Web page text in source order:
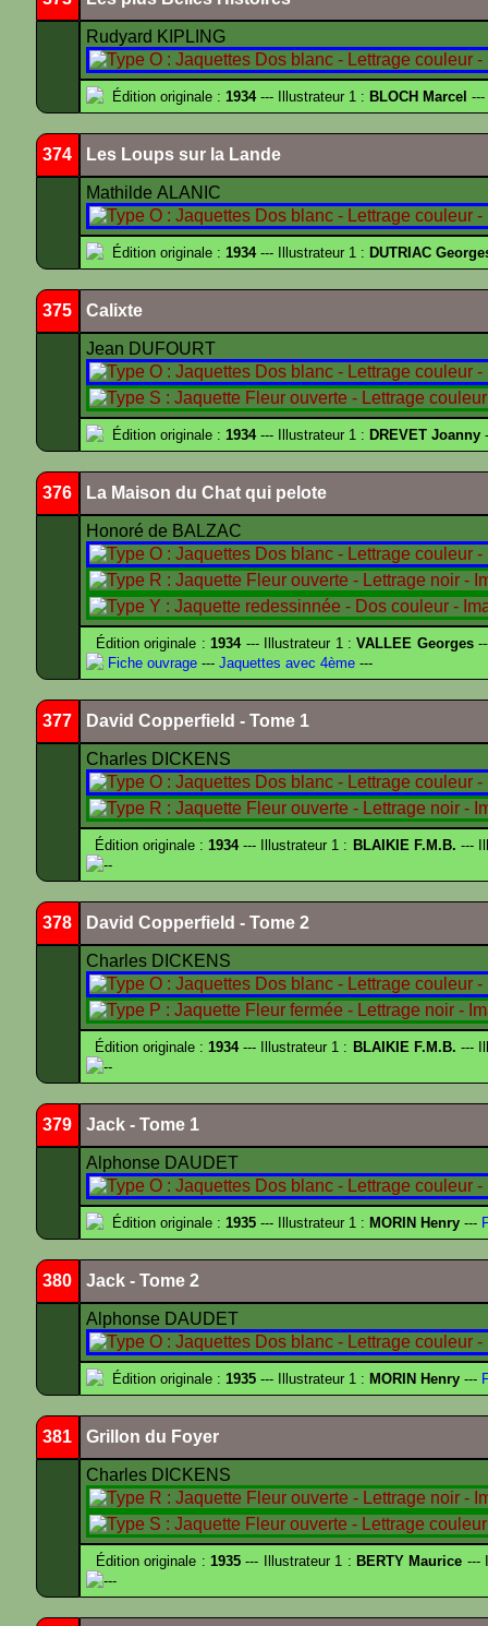
Rudyard KIPLING
Édition originale : 1934--- Illustrateur 1 : BLOCH Marcel ---
374 Les Loups sur la Lande
Mathilde ALANIC
Édition originale : 1934--- Illustrateur 1 : DUTRIAC
375 Calixte
Jean DUFOURT
Édition originale : 1934--- Illustrateur 1 : DREVET Joanny
376 La Maison du Chat qui pelote
Honoré de BALZAC
Édition originale :1934--- Illustrateur 1 :VALLEE Georges
Fiche ouvrage --- Jaquettes avec 4ème ---
377 David Copperfield - Tome 1
Charles DICKENS
Édition originale :1934--- Illustrateur 1 : BLAIKIE F.M.B. ---
--
378 David Copperfield - Tome 2
Charles DICKENS
Édition originale :1934--- Illustrateur 1 : BLAIKIE F.M.B. ---
--
379 Jack - Tome 1
Alphonse DAUDET
Édition originale : 1935 --- Illustrateur 1 : MORIN Henry ---
380 Jack - Tome 2
Alphonse DAUDET
Édition originale : 1935 --- Illustrateur 1 : MORIN Henry ---
381 Grillon du Foyer
Charles DICKENS
Édition originale : 1935--- Illustrateur 1 : BERTY Maurice ---
---